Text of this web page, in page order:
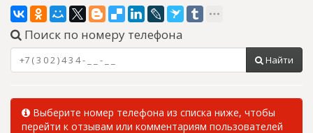
Поиск по номеру телефона
Найти
Выберите номер телефона из списка ниже, чтобы
перейти к отзывам или комментариям пользователей